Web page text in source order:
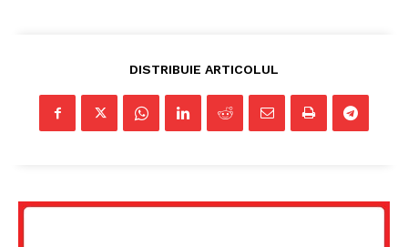
DISTRIBUIE ARTICOLUL